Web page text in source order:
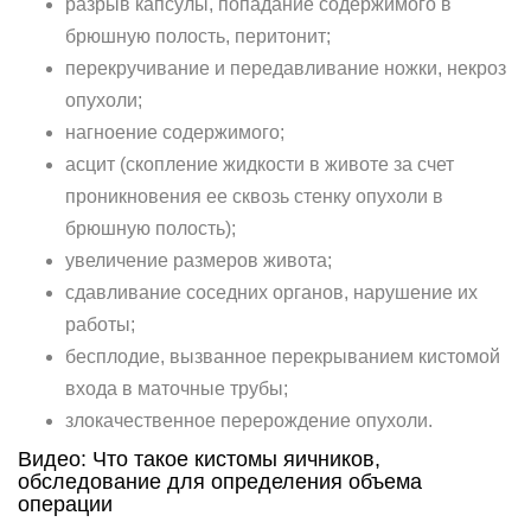
разрыв капсулы, попадание содержимого в
брюшную полость, перитонит;
перекручивание и передавливание ножки, некроз
опухоли;
нагноение содержимого;
асцит (скопление жидкости в животе за счет
проникновения ее сквозь стенку опухоли в
брюшную полость);
увеличение размеров живота;
сдавливание соседних органов, нарушение их
работы;
бесплодие, вызванное перекрыванием кистомой
входа в маточные трубы;
злокачественное перерождение опухоли.
Видео: Что такое кистомы яичников,
обследование для определения объема
операции